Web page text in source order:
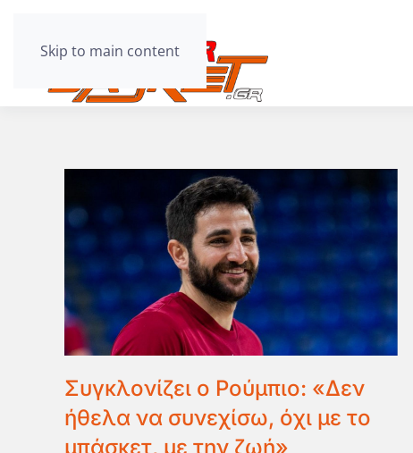
Skip to main content
Συγκλονίζει ο Ρούμπιο: «Δεν
ήθελα να συνεχίσω, όχι με το
μπάσκετ, με την ζωή»